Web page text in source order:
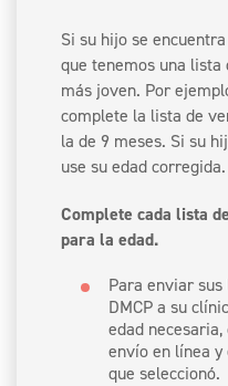
Si su hijo se
que tenemos una
más joven. Por
complete la lista de
la de 9 meses. Si su
use su edad corregida.
Complete cada lista
para la edad.
Para enviar
DMCP a su
edad
envío en línea y
que seleccionó.